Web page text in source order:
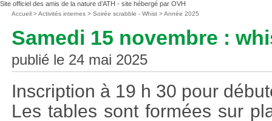
Site officiel des amis de la nature d’ATH - site hébergé par OVH
Vous
ici
:
Accueil >Activités internes >Soirée scrabble - Whist >Année 2025
Samedi 15 novembre :
publié le 24 mai 2025
Inscription à 19 h 30 pour
Les tables sont formées sur